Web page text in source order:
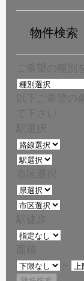
物件検索